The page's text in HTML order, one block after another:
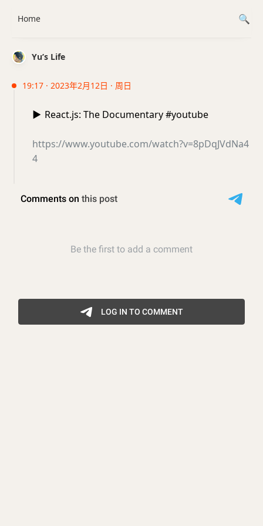
Yu’s Life
19:17 · 2023年2月12日 · 周日
▶️ React.js: The Documentary #youtube
https://www.youtube.com/watch?v=8pDqJVdNa4
4
Home